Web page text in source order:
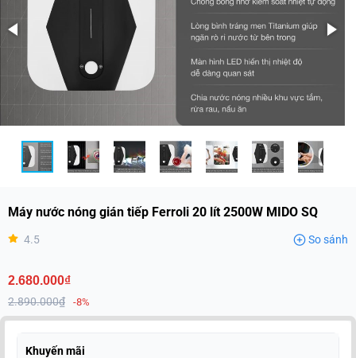
Máy nước nóng gián tiếp Ferroli 20 lít 2500W MIDO SQ
4.5 So sánh
2.680.000₫
2.890.000₫ -8%
Khuyến mãi